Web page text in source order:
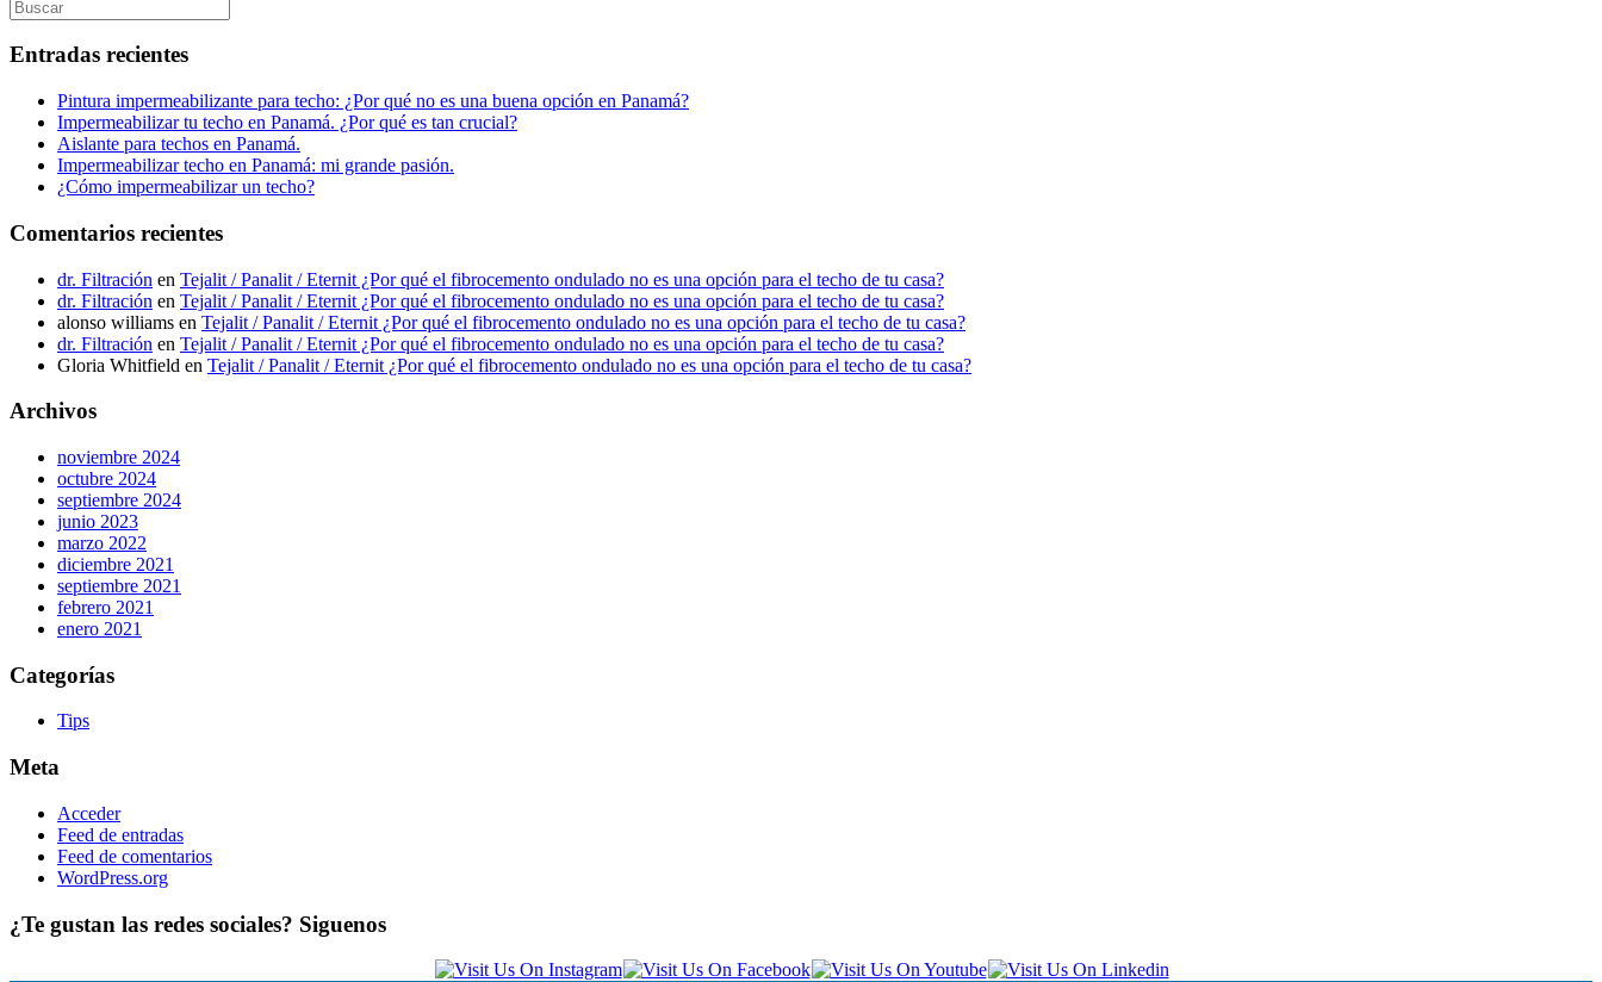
Entradas recientes
Pintura impermeabilizante para techo: ¿Por qué no es una buena opción en Panamá?
Impermeabilizar tu techo en Panamá. ¿Por qué es tan crucial?
Aislante para techos en Panamá.
Impermeabilizar techo en Panamá: mi grande pasión.
¿Cómo impermeabilizar un techo?
Comentarios recientes
dr. Filtración en Tejalit / Panalit / Eternit ¿Por qué el fibrocemento ondulado no es una opción para el techo de tu casa?
dr. Filtración en Tejalit / Panalit / Eternit ¿Por qué el fibrocemento ondulado no es una opción para el techo de tu casa?
alonso williams en Tejalit / Panalit / Eternit ¿Por qué el fibrocemento ondulado no es una opción para el techo de tu casa?
dr. Filtración en Tejalit / Panalit / Eternit ¿Por qué el fibrocemento ondulado no es una opción para el techo de tu casa?
Gloria Whitfield en Tejalit / Panalit / Eternit ¿Por qué el fibrocemento ondulado no es una opción para el techo de tu casa?
Archivos
noviembre 2024
octubre 2024
septiembre 2024
junio 2023
marzo 2022
diciembre 2021
septiembre 2021
febrero 2021
enero 2021
Categorías
Tips
Meta
Acceder
Feed de entradas
Feed de comentarios
WordPress.org
¿Te gustan las redes sociales? Siguenos